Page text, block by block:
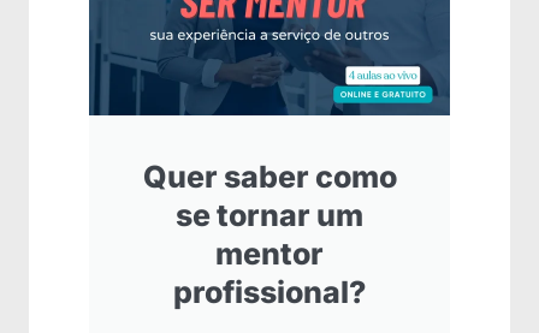
Quer saber como
se tornar um
mentor
profissional?